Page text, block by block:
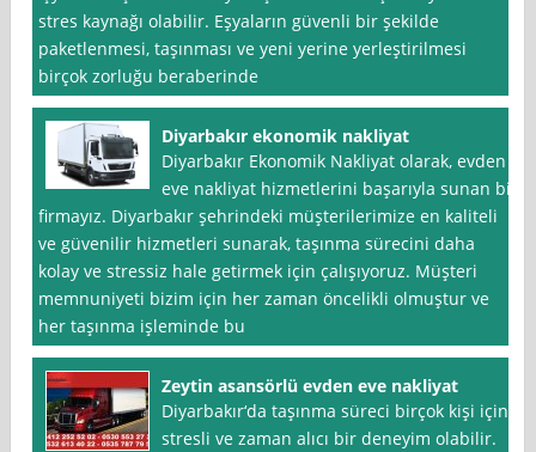
stres kaynağı olabilir. Eşyaların güvenli bir şekilde
paketlenmesi, taşınması ve yeni yerine yerleştirilmesi
birçok zorluğu beraberinde
Diyarbakır ekonomik nakliyat
Diyarbakır Ekonomik Nakliyat olarak, evden
eve nakliyat hizmetlerini başarıyla sunan bir
firmayız. Diyarbakır şehrindeki müşterilerimize en kaliteli
ve güvenilir hizmetleri sunarak, taşınma sürecini daha
kolay ve stressiz hale getirmek için çalışıyoruz. Müşteri
memnuniyeti bizim için her zaman öncelikli olmuştur ve
her taşınma işleminde bu
Zeytin asansörlü evden eve nakliyat
Diyarbakır‘da taşınma süreci birçok kişi için
stresli ve zaman alıcı bir deneyim olabilir.